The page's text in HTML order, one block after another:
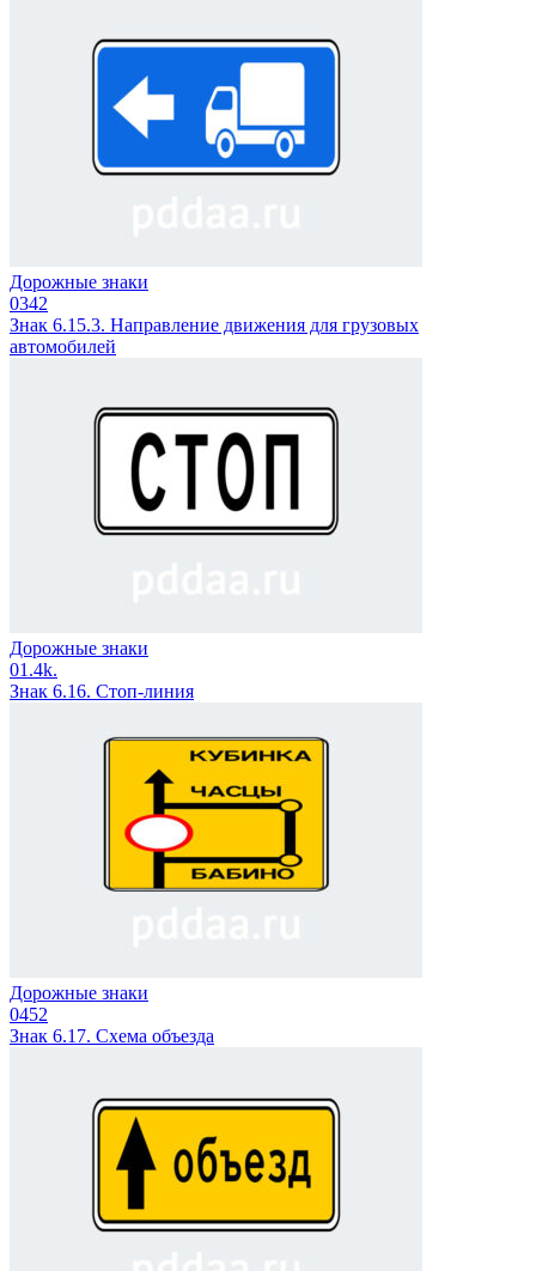
Дорожные знаки
0342
Знак 6.15.3. Направление движения для грузовых
автомобилей
Дорожные знаки
01.4k.
Знак 6.16. Стоп-линия
Дорожные знаки
0452
Знак 6.17. Схема объезда